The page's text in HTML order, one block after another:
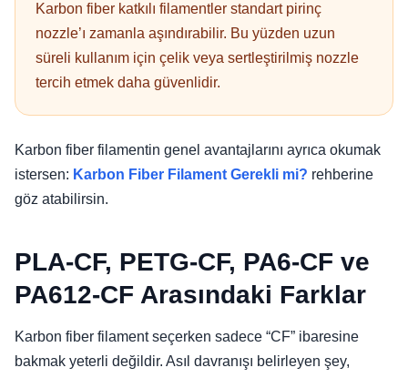
Karbon fiber katkılı filamentler standart pirinç
nozzle’ı zamanla aşındırabilir. Bu yüzden uzun
süreli kullanım için çelik veya sertleştirilmiş nozzle
tercih etmek daha güvenlidir.
Karbon fiber filamentin genel avantajlarını ayrıca okumak
istersen: Karbon Fiber Filament Gerekli mi? rehberine
göz atabilirsin.
PLA-CF, PETG-CF, PA6-CF ve
PA612-CF Arasındaki Farklar
Karbon fiber filament seçerken sadece “CF” ibaresine
bakmak yeterli değildir. Asıl davranışı belirleyen şey,